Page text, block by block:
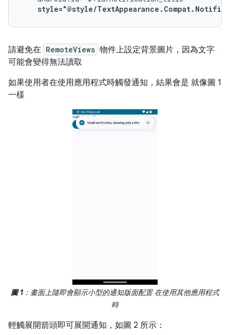
style="@style/
請避免在 RemoteViews 物件上設定背景圖片，因為文字
可能會變得無法讀取
如果使用者在使用應用程式時觸發通知，結果會是 就像圖 1
一樣
圖 1 ：畫面上隨即會顯示小型的通知版面配置 在使用其他應用程式
時
輕觸展開箭頭即可展開通知，如圖 2 所示：